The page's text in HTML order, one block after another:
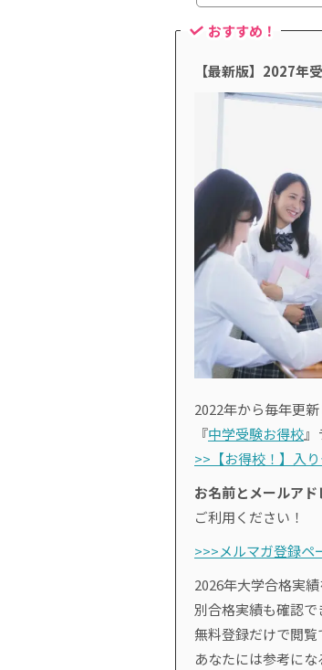
おすすめ！
【最新版】2027年
2022年から毎年更
『中学受験お得校
>>【お得校！】入
お名前とメールア
ご利用ください！
>>>メルマガ登録ペ
2026年大学合格実
別合格実績も確認で
無料登録だけで閲
あなたには参考にな